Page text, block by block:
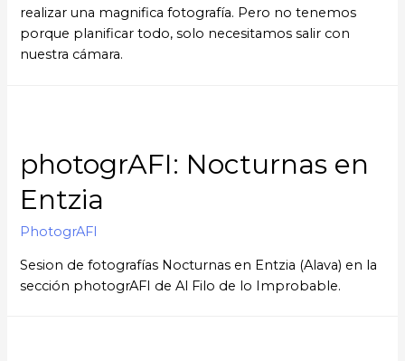
realizar una magnifica fotografía. Pero no tenemos
porque planificar todo, solo necesitamos salir con
nuestra cámara.
photogrAFI: Nocturnas en
Entzia
PhotogrAFI
Sesion de fotografías Nocturnas en Entzia (Alava) en la
sección photogrAFI de Al Filo de lo Improbable.